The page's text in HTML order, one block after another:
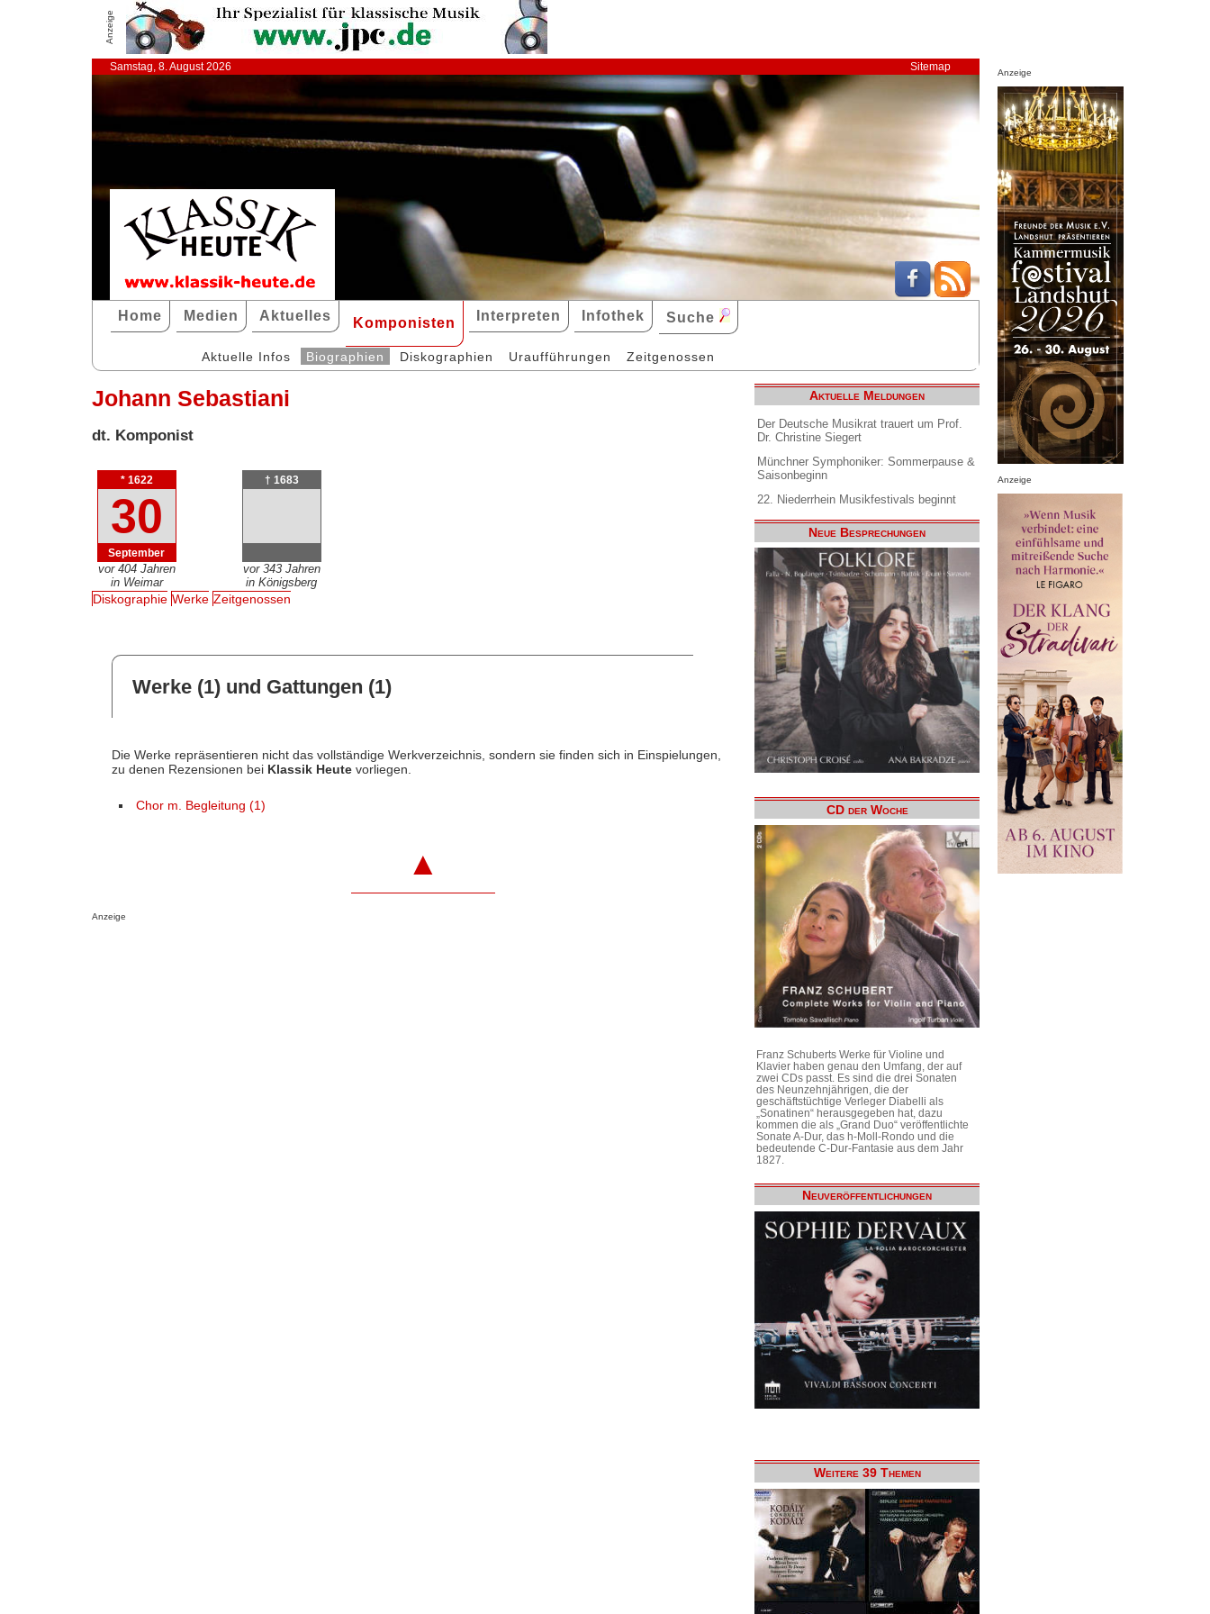
Anzeige
Samstag, 8. August 2026 Sitemap
Home Medien Aktuelles Komponisten Interpreten Infothek Suche
Aktuelle Infos Biographien Diskographien Uraufführungen Zeitgenossen
Johann Sebastiani
dt. Komponist
* 1622
30
September
vor 404 Jahren
in Weimar
† 1683
vor 343 Jahren
in Königsberg
Diskographie Werke Zeitgenossen
Werke (1) und Gattungen (1)
Die Werke repräsentieren nicht das vollständige Werkverzeichnis, sondern sie finden sich in Einspielungen,
zu denen Rezensionen bei Klassik Heutevorliegen.
Chor m. Begleitung (1)
▲
Anzeige
Aktuelle Meldungen
Der Deutsche Musikrat trauert um Prof.
Dr. Christine Siegert
Münchner Symphoniker: Sommerpause &
Saisonbeginn
22. Niederrhein Musikfestivals beginnt
Neue Besprechungen
CD der Woche
Franz Schuberts Werke für Violine und
Klavier haben genau den Umfang, der auf
zwei CDs passt. Es sind die drei Sonaten
des Neunzehnjährigen, die der
geschäftstüchtige Verleger Diabelli als
„Sonatinen“ herausgegeben hat, dazu
kommen die als „Grand Duo“ veröffentlichte
Sonate A-Dur, das h-Moll-Rondo und die
bedeutende C-Dur-Fantasie aus dem Jahr
1827.
Neuveröffentlichungen
Weitere 39 Themen
Anzeige
Anzeige